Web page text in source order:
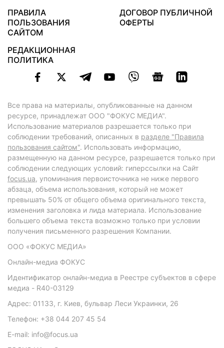
ПРАВИЛА
ПОЛЬЗОВАНИЯ
САЙТОМ
ДОГОВОР ПУБЛИЧНОЙ
ОФЕРТЫ
РЕДАКЦИОННАЯ
ПОЛИТИКА
Все права на материалы, опубликованные на данном
ресурсе, принадлежат ООО "ФОКУС МЕДИА".
Использование материалов разрешается только при
соблюдении требований, описанных в разделе "Правила
пользования сайтом". Использовать информацию,
размещенную на данном ресурсе, разрешается только при
соблюдении следующих условий: гиперссылки на Сайт
focus.ua, упоминания первоисточника не ниже первого
абзаца, объема использования, который не может
превышать 50% от общего объема оригинального текста,
изменения заголовка и лида материала. Использование
большего объема текста возможно только при условии
получения письменного разрешения Компании.
ООО «ФОКУС МЕДИА»
Онлайн-медиа ФОКУС
Идентификатор онлайн-медиа в Реестре субъектов в сфере
медиа - R40-03129
Адрес: 01133, г. Киев, бульвар Леси Украинки, 26
Телефон: +38 044 207 45 54
E-mail: info@focus.ua